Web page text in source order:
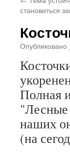
становиться
Опубликовано
Полная
"Лесные
наших
(на